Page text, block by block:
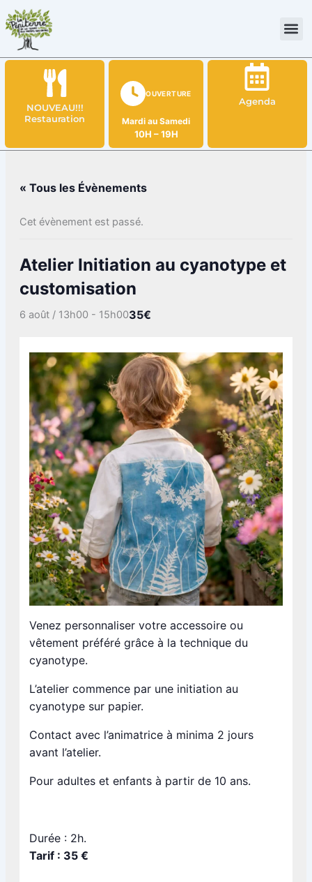
Aller
au
contenu
NOUVEAU!!!
Restauration
OUVERTURE
Mardi au Samedi
10H – 19H
Agenda
« Tous les Évènements
Cet évènement est passé.
Atelier Initiation au cyanotype et
customisation
6 août / 13h00 - 15h0035€
Venez personnaliser votre accessoire ou
vêtement préféré grâce à la technique du
cyanotype.
L’atelier commence par une initiation au
cyanotype sur papier.
Contact avec l’animatrice à minima 2 jours
avant l’atelier.
Pour adultes et enfants à partir de 10 ans.
Durée : 2h.
Tarif : 35 €